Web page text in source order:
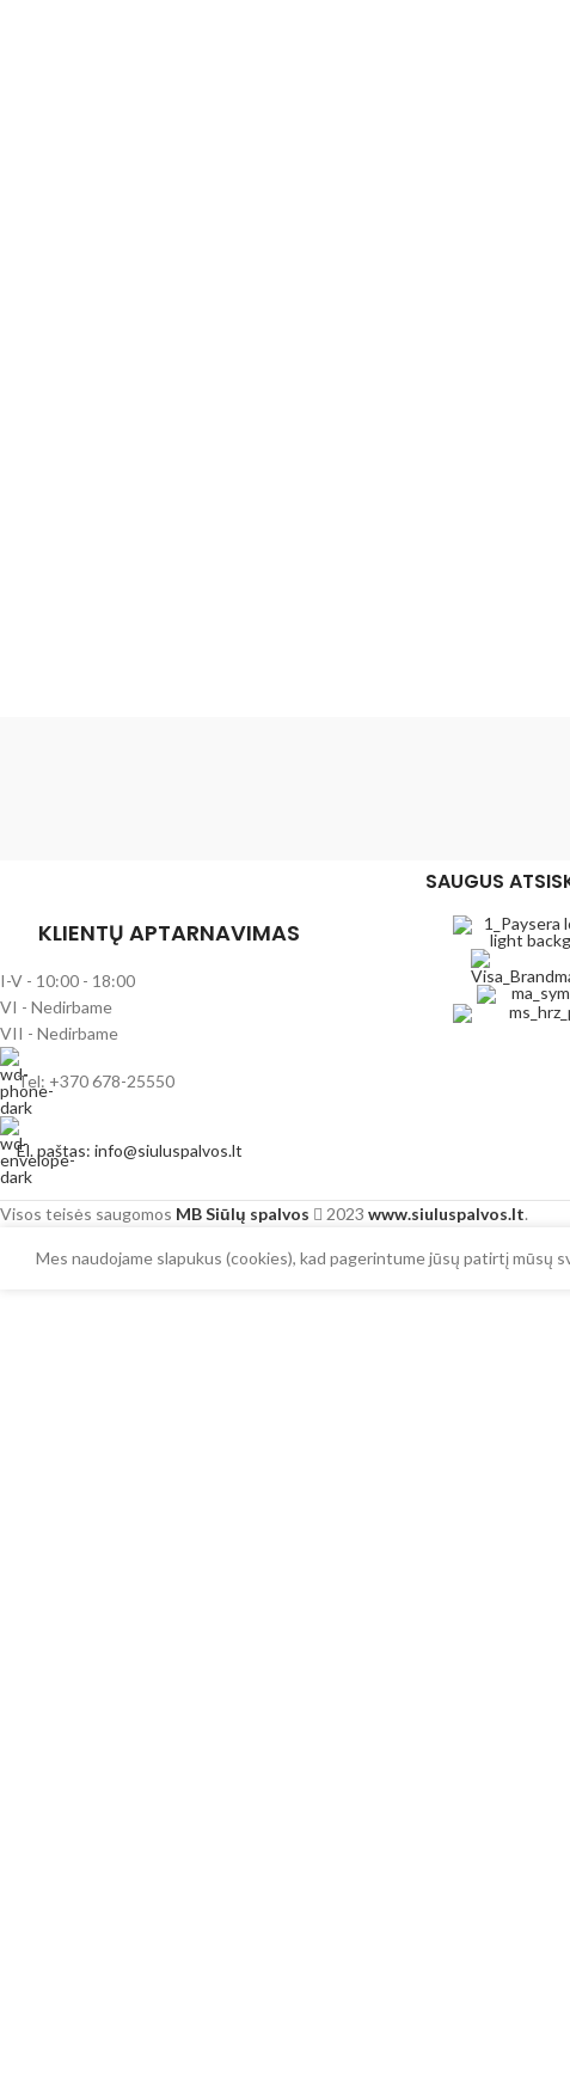
KLIENTŲ APTARNAVIMAS
I-V - 10:00 - 18:00
VI - Nedirbame
VII - Nedirbame
Tel: +370 678-25550
El. paštas: info@siuluspalvos.lt
SAUGUS
Visos teisės saugomos MB Siūlų spalvos 2023 www.siuluspalvos.lt.
Mes naudojame slapukus (cookies), kad pagerintume jūsų patirtį mūsų